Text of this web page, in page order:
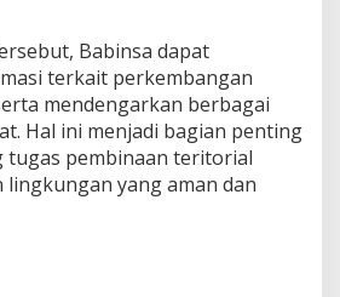
a
t
a
n
e
n
Babinsa dapat
terkait perkembangan
mendengarkan berbagai
Hal ini menjadi bagian penting
tugas pembinaan teritorial
lingkungan yang aman dan